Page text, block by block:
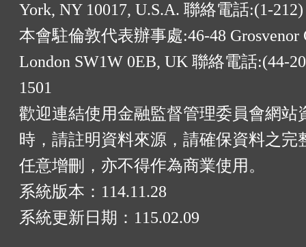
York, NY 10017, U.S.A. 聯絡電話:(1-212)
本會駐倫敦代表辦事處:46-48 Grosvenor
London SW1W 0EB, UK 聯絡電話:(44-
1501
歡迎連結使用金融監督管理委員會網站
時，請註明資料來源，請確保資料之完
任意增刪，亦不得作為商業使用。
系統版本： 114.11.28
系統更新日期： 115.02.09